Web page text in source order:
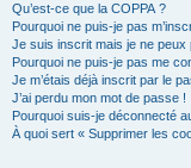
Qu’est-ce que la COPPA ?
Pourquoi ne puis-je pas
Je suis inscrit mais je ne peux
Pourquoi ne puis-je pas me
Je m’étais déjà inscrit par le
J’ai perdu mon mot de passe !
Pourquoi suis-je déconnecté
À quoi sert « Supprimer les